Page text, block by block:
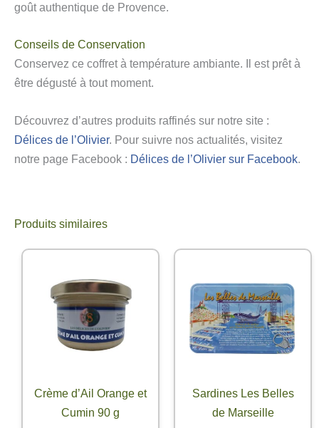
goût authentique de Provence.
Conseils de Conservation
Conservez ce coffret à température ambiante. Il est prêt à
être dégusté à tout moment.
Découvrez d’autres produits raffinés sur notre site :
Délices de l’Olivier. Pour suivre nos actualités, visitez
notre page Facebook : Délices de l’Olivier sur Facebook.
Produits similaires
Crème d’Ail Orange et
Cumin 90 g
Sardines Les Belles
de Marseille